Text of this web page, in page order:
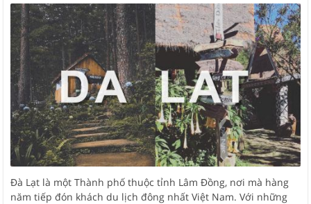
Đà Lạt là một Thành phố thuộc tỉnh Lâm Đồng, nơi mà hàng
năm tiếp đón khách du lịch đông nhất Việt Nam. Với những